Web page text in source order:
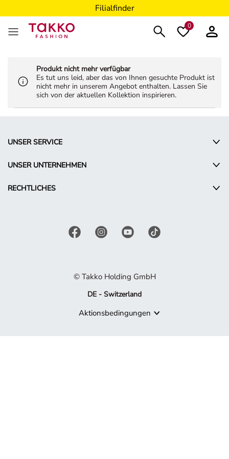
Filialfinder
0
Produkt nicht mehr verfügbar
Es tut uns leid, aber das von Ihnen gesuchte Produkt ist
nicht mehr in unserem Angebot enthalten. Lassen Sie
sich von der aktuellen Kollektion inspirieren.
UNSER SERVICE
UNSER UNTERNEHMEN
RECHTLICHES
© Takko Holding GmbH
DE - Switzerland
Aktionsbedingungen